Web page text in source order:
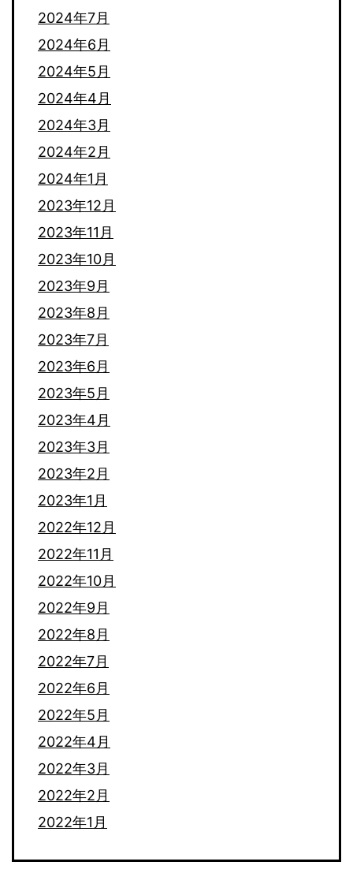
2024年7月
2024年6月
2024年5月
2024年4月
2024年3月
2024年2月
2024年1月
2023年12月
2023年11月
2023年10月
2023年9月
2023年8月
2023年7月
2023年6月
2023年5月
2023年4月
2023年3月
2023年2月
2023年1月
2022年12月
2022年11月
2022年10月
2022年9月
2022年8月
2022年7月
2022年6月
2022年5月
2022年4月
2022年3月
2022年2月
2022年1月